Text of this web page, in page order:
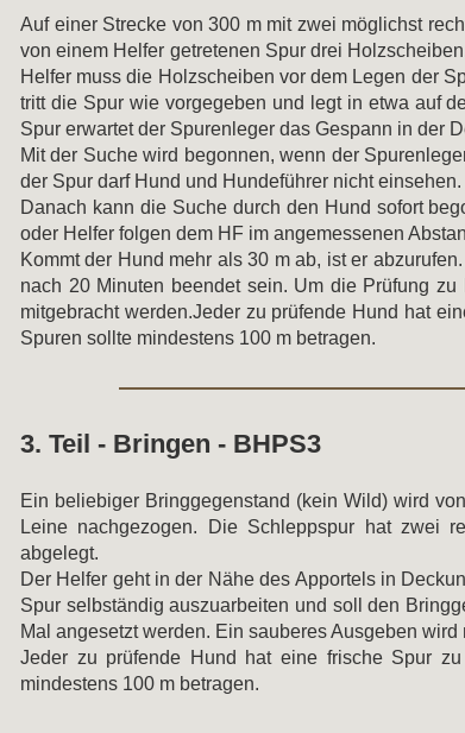
Auf einer Strecke von 300 m mit zwei möglichst
von einem Helfer getretenen Spur drei
Helfer muss die Holzscheiben vor dem Legen der
tritt die Spur wie vorgegeben und legt in etwa auf
Spur erwartet der Spurenleger das Gespann in der
Mit der Suche wird begonnen, wenn der
der Spur darf Hund und Hundeführer nicht einsehen.
Danach kann die Suche durch den Hund sofort
oder Helfer folgen dem HF im angemessenen
Kommt der Hund mehr als 30 m ab, ist er
nach 20 Minuten beendet sein. Um die Prüfung
mitgebracht werden.Jeder zu prüfende Hund hat
Spuren sollte mindestens 100 m betragen.
3. Teil - Bringen - BHPS3
Ein beliebiger Bringgegenstand (kein Wild) wird
Leine nachgezogen. Die Schleppspur hat zwei
abgelegt.
Der Helfer geht in der Nähe des Apportels in
Spur selbständig auszuarbeiten und soll den
Mal angesetzt werden. Ein sauberes Ausgeben wird
Jeder zu prüfende Hund hat eine frische Spur
mindestens 100 m betragen.